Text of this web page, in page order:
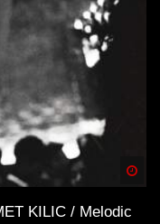
KILIC / Melodic